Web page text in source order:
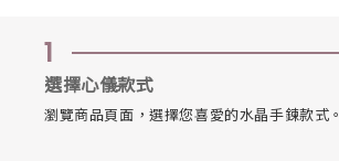
1
選擇心儀款式
瀏覽商品頁面，選擇您喜愛的水晶手鍊款式。